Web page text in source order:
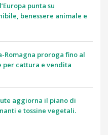
punta su
benessere animale e
Romagna proroga fino al
per cattura e vendita
aggiorna il piano di
e tossine vegetali.